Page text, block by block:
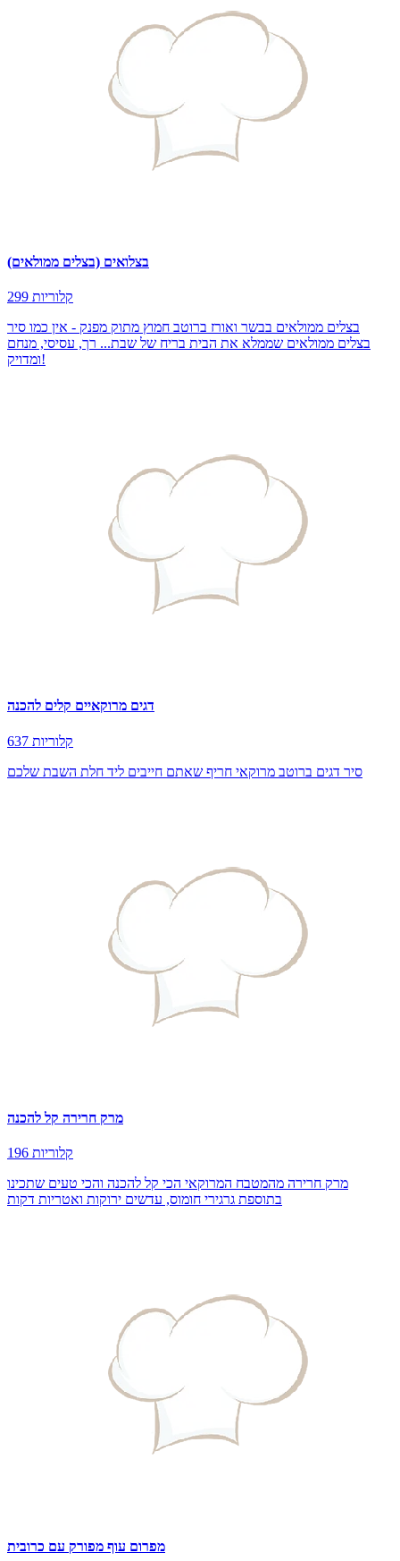
בצלואים (בצלים ממולאים)
299 קלוריות
בצלים ממולאים בבשר ואורז ברוטב חמוץ מתוק מפנק - אין כמו סיר
בצלים ממולאים שממלא את הבית בריח של שבת... רך, עסיסי, מנחם
ומדויק!
דגים מרוקאיים קלים להכנה
637 קלוריות
סיר דגים ברוטב מרוקאי חריף שאתם חייבים ליד חלת השבת שלכם
מרק חרירה קל להכנה
196 קלוריות
מרק חרירה מהמטבח המרוקאי הכי קל להכנה והכי טעים שתכינו
בתוספת גרגירי חומוס, עדשים ירוקות ואטריות דקות
מפרום עוף מפורק עם כרובית